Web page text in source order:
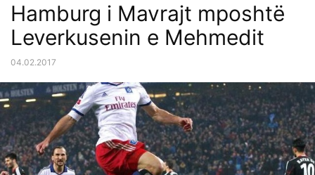
Hamburg i Mavrajt mposhtë
Leverkusenin e Mehmedit
04.02.2017